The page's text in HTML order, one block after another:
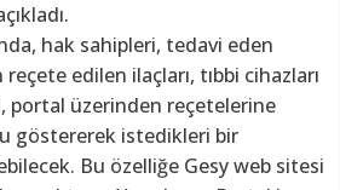
hak sahipleri, tedavi eden
edilen ilaçları, tıbbi cihazları
portal üzerinden reçetelerine
göstererek istedikleri bir
Bu özelliğe Gesy web sitesi